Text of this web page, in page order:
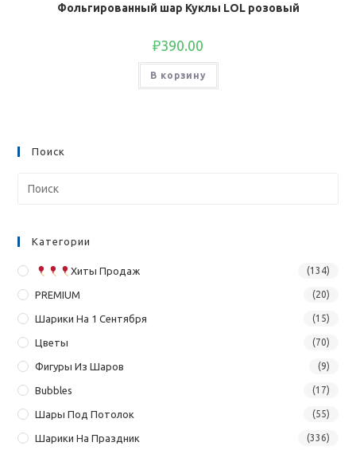
Фольгированный шар Куклы LOL розовый
₽390.00
В корзину
Поиск
Категории
Хиты Продаж (134)
PREMIUM (20)
Шарики На 1 Сентября (15)
Цветы (70)
Фигуры Из Шаров (9)
Bubbles (17)
Шары Под Потолок (55)
Шарики На Праздник (336)